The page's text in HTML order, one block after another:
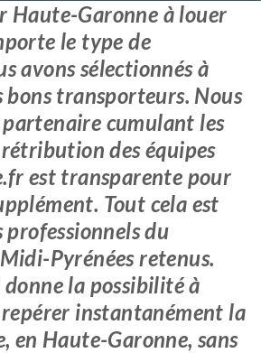
Haute-Garonne à louer
le type de
avons sélectionnés à
bons transporteurs. Nous
cumulant les
des équipes
est transparente pour
Tout cela est
professionnels du
Pyrénées retenus.
la possibilité à
instantanément la
en Haute-Garonne, sans